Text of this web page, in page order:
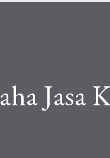
Jasa